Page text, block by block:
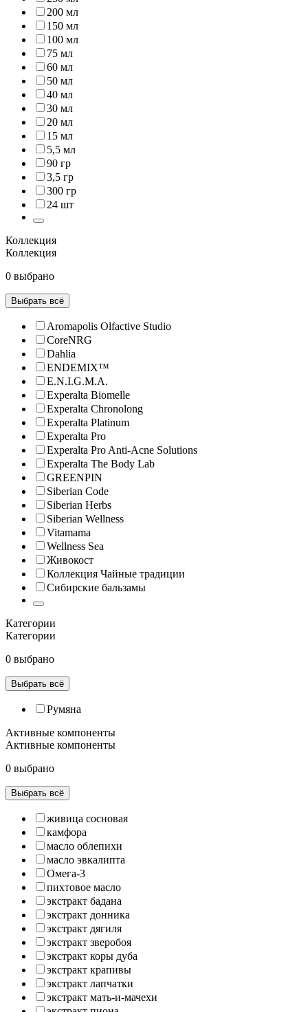
200 мл
150 мл
100 мл
75 мл
60 мл
50 мл
40 мл
30 мл
20 мл
15 мл
5,5 мл
90 гр
3,5 гр
300 гр
24 шт
Коллекция
Коллекция
0 выбрано
Выбрать всё
Aromapolis Olfactive Studio
CoreNRG
Dahlia
ENDEMIX™
E.N.I.G.M.A.
Experalta Biomelle
Experalta Chronolong
Experalta Platinum
Experalta Pro
Experalta Pro Anti-Acne Solutions
Experalta The Body Lab
GREENPIN
Siberian Code
Siberian Herbs
Siberian Wellness
Vitamama
Wellness Sea
Живокост
Коллекция Чайные традиции
Сибирские бальзамы
Категории
Категории
0 выбрано
Выбрать всё
Румяна
Активные компоненты
Активные компоненты
0 выбрано
Выбрать всё
живица сосновая
камфора
масло облепихи
масло эвкалипта
Омега-3
пихтовое масло
экстракт бадана
экстракт донника
экстракт дягиля
экстракт зверобоя
экстракт коры дуба
экстракт крапивы
экстракт лапчатки
экстракт мать-и-мачехи